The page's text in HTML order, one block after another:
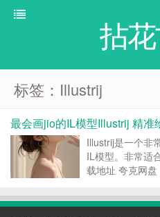
拈
标签：Illustrij
最会画jio的IL模型Illustrij 精准
Illustrij是一个非
IL模型。非常适
载地址 夸克网盘
转载请注明：拈